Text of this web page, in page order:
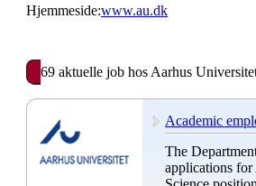
Hjemmeside:www.au.dk
69 aktuelle job hos Aarhus
Academic
The
applications